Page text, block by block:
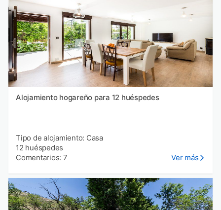
Alojamiento hogareño para 12 huéspedes
Tipo de alojamiento: Casa
12 huéspedes
Comentarios: 7
Ver más